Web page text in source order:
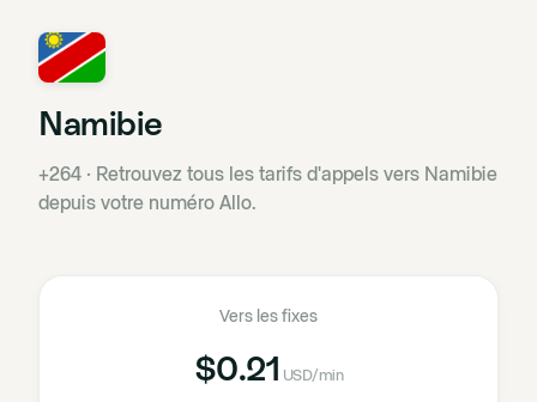
Namibie
+264 · Retrouvez tous les tarifs d'appels vers Namibie
depuis votre numéro Allo.
Vers les fixes
$0.21 USD/min